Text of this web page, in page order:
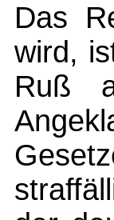
Das
wird,
Ruß